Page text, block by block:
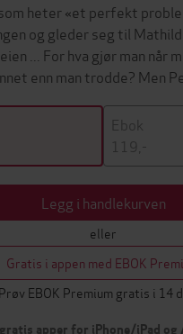
heter «et perfekt
og gleder seg til
... For hva gjør man
enn man trodde? Men
Ebok
119,-
Legg i handlekurven
eller
Gratis i appen med EBOK
Prøv EBOK Premium gratis i 14
apper for iPhone/iPad og